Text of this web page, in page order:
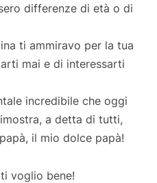
differenze di età o di
ti ammiravo per la tua
mai e di interessarti
incredibile che oggi
a detta di tutti,
il mio dolce papà!
voglio bene!